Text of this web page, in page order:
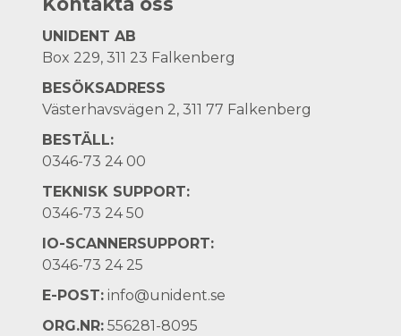
UNIDENT AB
Box 229, 311 23 Falkenberg
BESÖKSADRESS
Västerhavsvägen 2, 311 77 Falkenberg
BESTÄLL:
0346-73 24 00
TEKNISK SUPPORT:
0346-73 24 50
IO-SCANNERSUPPORT:
0346-73 24 25
E-POST: info@unident.se
ORG.NR: 556281-8095